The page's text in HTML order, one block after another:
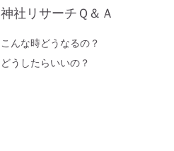
神社リサーチＱ＆Ａ
こんな時どうなるの？
どうしたらいいの？